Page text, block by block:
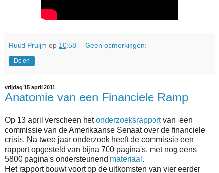
Ruud Pruijm op 10:58 Geen opmerkingen:
Delen
vrijdag 15 april 2011
Anatomie van een Financiele Ramp
Op 13 april verscheen hetonderzoeksrapportvan een
commissie van de Amerikaanse Senaat over de financiele
crisis. Na twee jaar onderzoek heeft de commissie een
rapport opgesteld van bijna 700 pagina's, met nog eens
5800 pagina's ondersteunend materiaal .
Het rapport bouwt voort op de uitkomsten van vier eerder